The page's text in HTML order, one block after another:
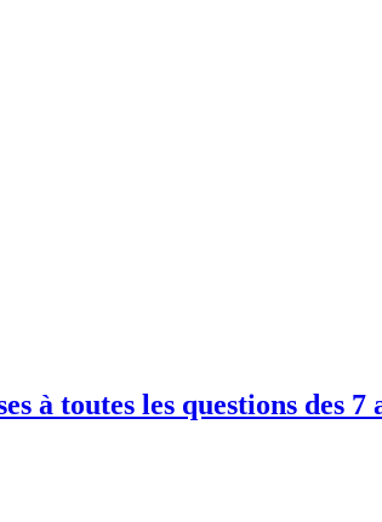
à toutes les questions des 7